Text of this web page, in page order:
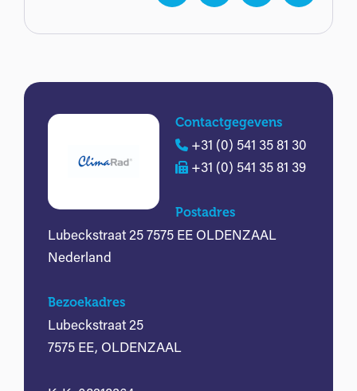
Contactgegevens
+31 (0) 541 35 81 30
+31 (0) 541 35 81 39
Postadres
Lubeckstraat 25 7575 EE OLDENZAAL
Nederland
Bezoekadres
Lubeckstraat 25
7575 EE, OLDENZAAL